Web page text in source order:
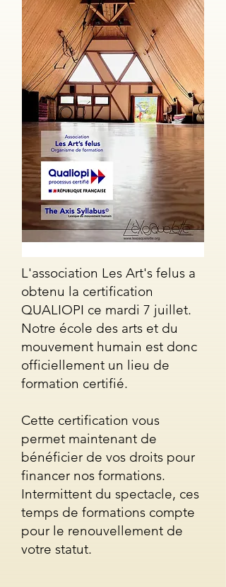
L'association Les Art's felus a
obtenu la certification
QUALIOPI ce mardi 7 juillet.
Notre école des arts et du
mouvement humain est donc
officiellement un lieu de
formation certifié.
Cette certification vous
permet maintenant de
bénéficier de vos droits pour
financer nos formations.
Intermittent du spectacle, ces
temps de formations compte
pour le renouvellement de
votre statut.